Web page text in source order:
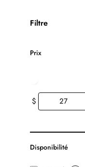
Filtre
Prix
$
Disponibilité